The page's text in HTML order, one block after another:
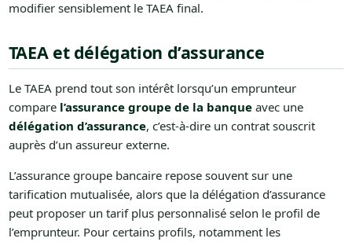
modifier sensiblement le TAEA final.
TAEA et délégation d’assurance
Le TAEA prend tout son intérêt lorsqu’un emprunteur
compare l’assurance groupe de la banqueavec une
délégation d’assurance, c’est-à-dire un contrat souscrit
auprès d’un assureur externe.
L’assurance groupe bancaire repose souvent sur une
tarification mutualisée, alors que la délégation d’assurance
peut proposer un tarif plus personnalisé selon le profil de
l’emprunteur. Pour certains profils, notamment les